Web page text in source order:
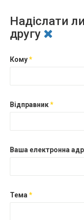
Надіслати
другу
Кому*
Відправник*
Ваша електронна
Тема *